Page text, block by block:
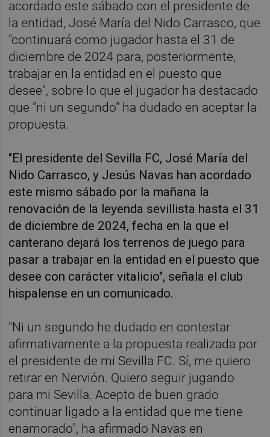
acordado este sábado con el presidente de
la entidad, José María del Nido Carrasco, que
"continuará como jugador hasta el 31 de
diciembre de 2024 para, posteriormente,
trabajar en la entidad en el puesto que
desee", sobre lo que el jugador ha destacado
que "ni un segundo" ha dudado en aceptar la
propuesta.
"El presidente del Sevilla FC, José María del
Nido Carrasco, y Jesús Navas han acordado
este mismo sábado por la mañana la
renovación de la leyenda sevillista hasta el 31
de diciembre de 2024, fecha en la que el
canterano dejará los terrenos de juego para
pasar a trabajar en la entidad en el puesto que
desee con carácter vitalicio", señala el club
hispalense en un comunicado.
"Ni un segundo he dudado en contestar
afirmativamente a la propuesta realizada por
el presidente de mi Sevilla FC. Sí, me quiero
retirar en Nervión. Quiero seguir jugando
para mi Sevilla. Acepto de buen grado
continuar ligado a la entidad que me tiene
enamorado", ha afirmado Navas en